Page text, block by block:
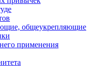
общеукрепляющие
применения